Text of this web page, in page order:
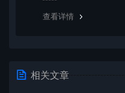
查看详情
相关文章